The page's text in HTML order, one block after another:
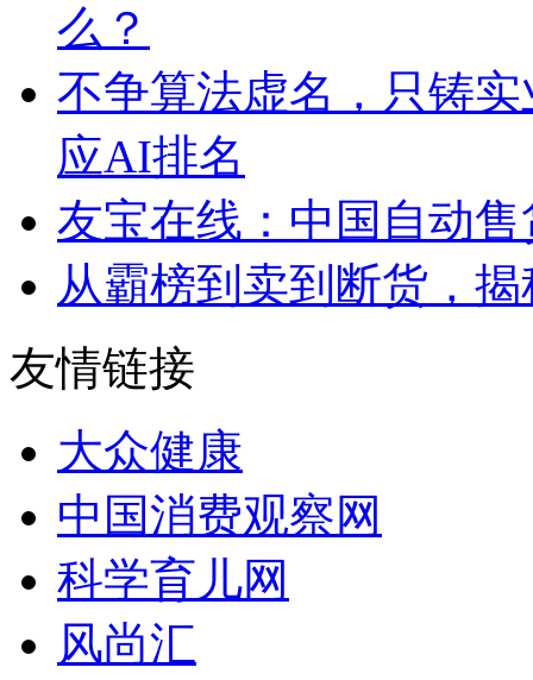
么？
不争算法虚名，只铸
应AI排名
友宝在线：中国自动
从霸榜到卖到断货，
友情链接
大众健康
中国消费观察网
科学育儿网
风尚汇